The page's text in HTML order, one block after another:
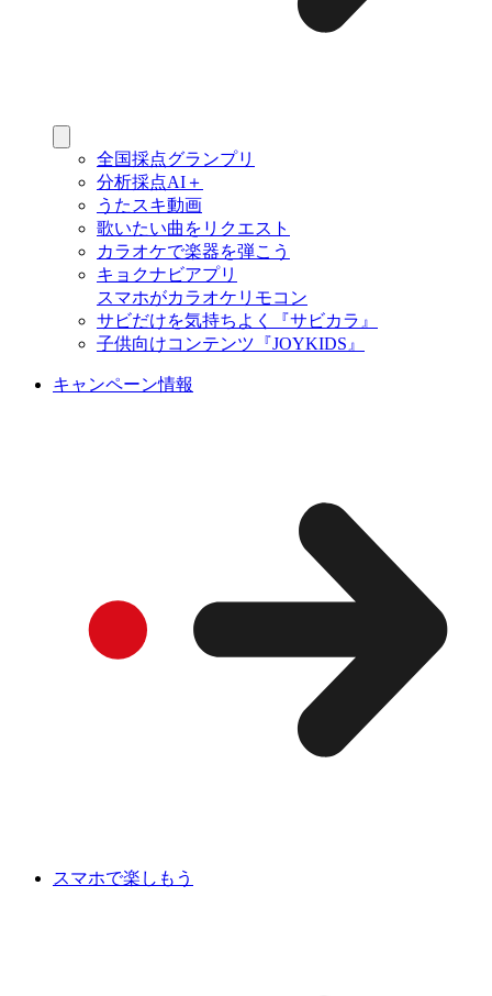
全国採点グランプリ
分析採点AI＋
うたスキ動画
歌いたい曲をリクエスト
カラオケで楽器を弾こう
キョクナビアプリ
スマホがカラオケリモコン
サビだけを気持ちよく『サビカラ』
子供向けコンテンツ『JOYKIDS』
キャンペーン情報
スマホで楽しもう